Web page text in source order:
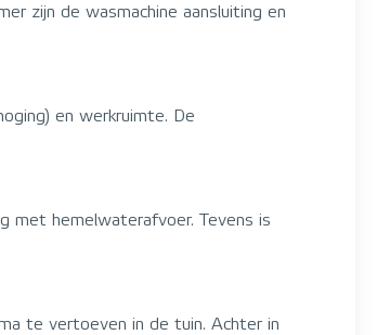
zijn de wasmachine aansluiting en
en werkruimte. De
met hemelwaterafvoer. Tevens is
te vertoeven in de tuin. Achter in